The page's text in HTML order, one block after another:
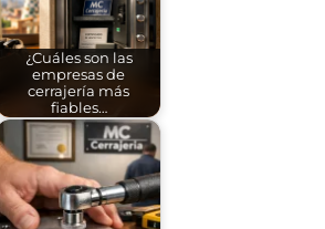
¿Cuáles son las
empresas de
cerrajería más
fiables…